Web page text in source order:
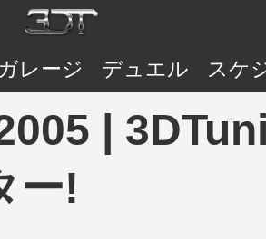
ガレージ デュエル スケ
|
ー!